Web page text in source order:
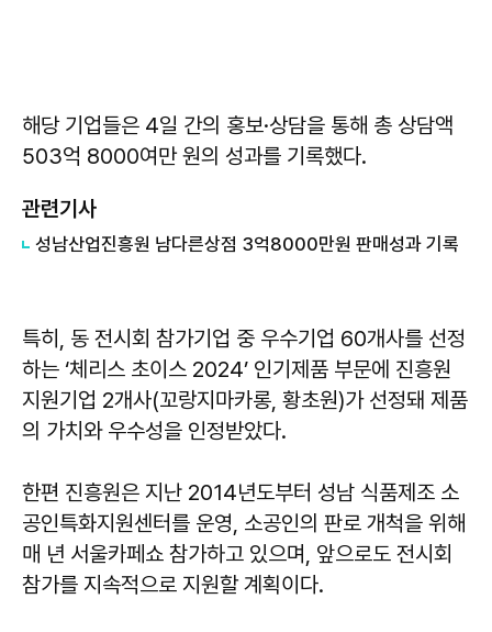
해당 기업들은 4일 간의 홍보·상담을 통해 총 상담액
503억 8000여만 원의 성과를 기록했다.
관련기사
성남산업진흥원 남다른상점 3억8000만원 판매성과 기록
특히, 동 전시회 참가기업 중 우수기업 60개사를 선정
하는 ‘체리스 초이스 2024’ 인기제품 부문에 진흥원
지원기업 2개사(꼬랑지마카롱, 황초원)가 선정돼 제품
의 가치와 우수성을 인정받았다.
한편 진흥원은 지난 2014년도부터 성남 식품제조 소
공인특화지원센터를 운영, 소공인의 판로 개척을 위해
매 년 서울카페쇼 참가하고 있으며, 앞으로도 전시회
참가를 지속적으로 지원할 계획이다.